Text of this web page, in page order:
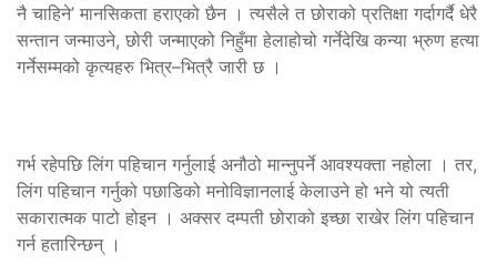
नै चाहिने’ मानसिकता हराएको छैन । त्यसैले त छोराको प्रतिक्षा गर्दागर्दै धेरै
सन्तान जन्माउने, छोरी जन्माएको निहुँमा हेलाहोचो गर्नेदेखि कन्या भ्रुण हत्या
गर्नेसम्मको कृत्यहरु भित्र–भित्रै जारी छ ।
गर्भ रहेपछि लिंग पहिचान गर्नुलाई अनौठो मान्नुपर्ने आवश्यक्ता नहोला । तर,
लिंग पहिचान गर्नुको पछाडिको मनोविज्ञानलाई केलाउने हो भने यो त्यती
सकारात्मक पाटो होइन । अक्सर दम्पती छोराको इच्छा राखेर लिंग पहिचान
गर्न हतारिन्छन् ।